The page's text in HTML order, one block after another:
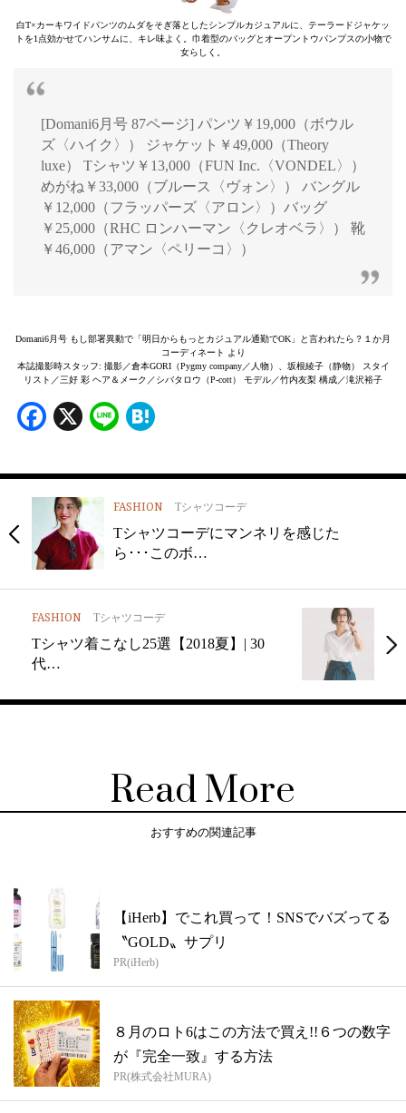
白T×カーキワイドパンツのムダをそぎ落としたシンプルカジュアルに、テーラードジャケッ
トを1点効かせてハンサムに、キレ味よく。巾着型のバッグとオープントウパンプスの小物で
女らしく。
[Domani6月号 87ページ] パンツ￥19,000（ボウル
ズ〈ハイク〉） ジャケット￥49,000（Theory
luxe） Tシャツ￥13,000（FUN Inc.〈VONDEL〉）
めがね￥33,000（ブルース〈ヴォン〉） バングル
￥12,000（フラッパーズ〈アロン〉）バッグ
￥25,000（RHC ロンハーマン〈クレオベラ〉） 靴
￥46,000（アマン〈ペリーコ〉）
Domani6月号 もし部署異動で「明日からもっとカジュアル通勤でOK」と言われたら？１か月
コーディネート より
本誌撮影時スタッフ: 撮影／倉本GORI（Pygmy company／人物）、坂根綾子（静物） スタイ
リスト／三好 彩 ヘア＆メーク／シバタロウ（P-cott） モデル／竹内友梨 構成／滝沢裕子
Facebook
X Line
FASHION Tシャツコーデ
Tシャツコーデにマンネリを感じた
ら･･･このボ…
FASHION Tシャツコーデ
Tシャツ着こなし25選【2018夏】| 30
代…
Read More
おすすめの関連記事
【iHerb】でこれ買って！SNSでバズってる
〝GOLD〟サプリ
PR(iHerb)
８月のロト6はこの方法で買え!!６つの数字
が『完全一致』する方法
PR(株式会社MURA)